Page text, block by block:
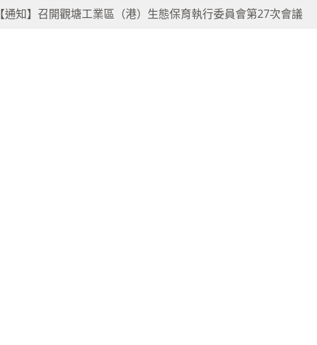
【通知】召開觀塘工業區（港）生態保育執行委員會第27次會議